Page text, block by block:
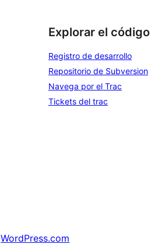
Explorar el código
Registro de desarrollo
Repositorio de Subversion
Navega por el Trac
Tickets del trac
WordPress.com